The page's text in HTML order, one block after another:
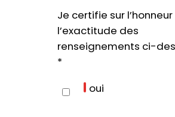
Je certifie sur l’honneur
l’exactitude des
renseignements ci-
*
oui